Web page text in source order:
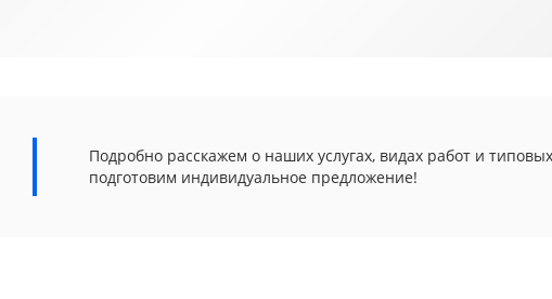
Подробно расскажем о наших услугах, видах работ и
подготовим индивидуальное предложение!